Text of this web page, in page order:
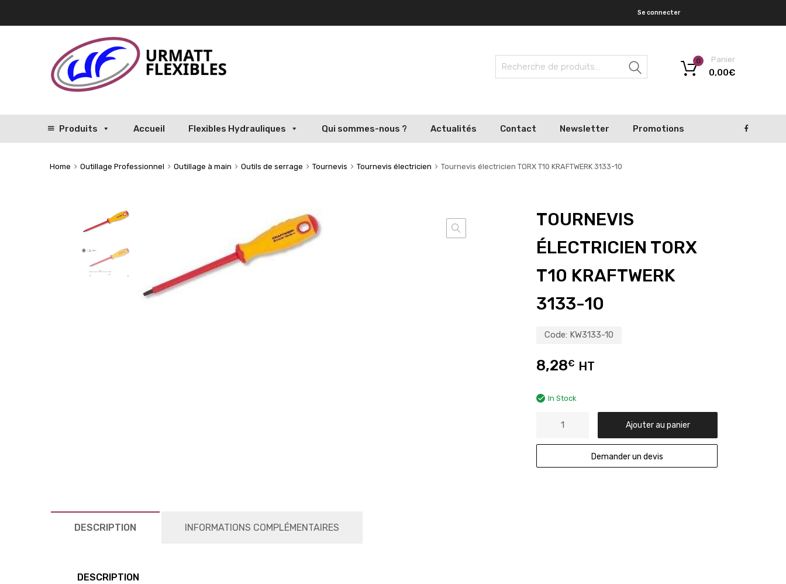
Se connecter
Recherche
Panier
0,00€
0
Produits Accueil Flexibles Hydrauliques Qui sommes-nous ? Actualités Contact Newsletter Promotions
Home Outillage Professionnel Outillage à main Outils de serrage Tournevis Tournevis électricien Tournevis électricien TORX T10 KRAFTWERK 3133-10
TOURNEVIS
ÉLECTRICIEN TORX
T10 KRAFTWERK
3133-10
Code: KW3133-10
8,28€ HT
In Stock
Ajouter au panier
Demander un devis
DESCRIPTION INFORMATIONS COMPLÉMENTAIRES
DESCRIPTION